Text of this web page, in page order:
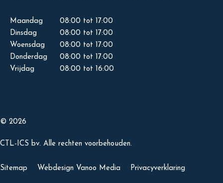
Maandag
08:00 tot 17:00
Dinsdag
08:00 tot 17:00
Woensdag
08:00 tot 17:00
Donderdag
08:00 tot 17:00
Vrijdag
08:00 tot 16:00
© 2026
CTL-ICS bv. Alle rechten voorbehouden.
Sitemap Webdesign Vanoo Media Privacyverklaring